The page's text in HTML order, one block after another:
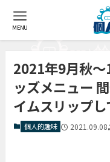
MENU
2021年9月秋
ッズメニュー
イムスリップし
個人的趣味 2021.09.08